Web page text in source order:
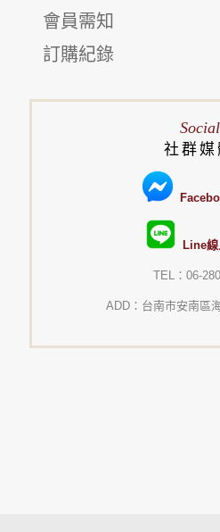
會員需知
訂購紀錄
Social
社群媒
Line線
TEL：06-
ADD：台南市安南區